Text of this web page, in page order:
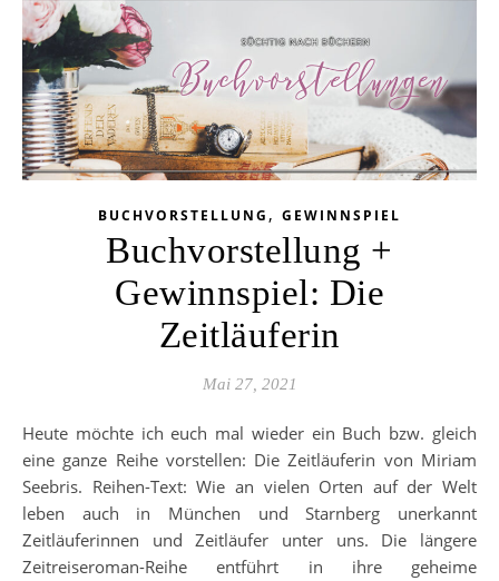
BUCHVORSTELLUNG , GEWINNSPIEL
Buchvorstellung +
Gewinnspiel: Die
Zeitläuferin
Mai 27, 2021
Heute möchte ich euch mal wieder ein Buch bzw. gleich
eine ganze Reihe vorstellen: Die Zeitläuferin von Miriam
Seebris. Reihen-Text: Wie an vielen Orten auf der Welt
leben auch in München und Starnberg unerkannt
Zeitläuferinnen und Zeitläufer unter uns. Die längere
Zeitreiseroman-Reihe entführt in ihre geheime